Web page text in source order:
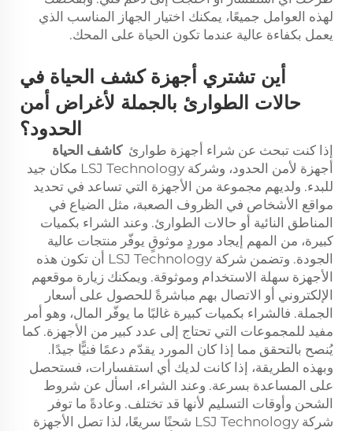
لهذه العوامل جميعًا، يمكنك اختيار الجهاز المناسب الذي
يعمل بكفاءة عالية عندما تكون الحياة على المحك.
أين تشتري أجهزة كشف الحياة في
حالات الطوارئ بالجملة لأغراض أمن
الحدود؟
إذا كنت تبحث عن شراء أجهزة طوارئ كاشف الحياة
أجهزة لأمن الحدود، وشركة LSJ Technology مكان جيد
للبدء. ولديهم مجموعة من الأجهزة التي تساعد في تحديد
مواقع الأشخاص في الظروف الصعبة، مثل الضياع في
المناطق النائية أو حالات الطوارئ. وعند الشراء بكميات
كبيرة، من المهم إيجاد موردٍ موثوقٍ يوفّر منتجات عالية
الجودة. وتضمن شركة LSJ Technology أن تكون هذه
الأجهزة سهلة الاستخدام وموثوقة. ويمكنك زيارة موقعهم
الإلكتروني أو الاتصال بهم مباشرةً للحصول على أسعار
الجملة. فالشراء بكميات كبيرة غالبًا ما يوفّر المال، وهو أمر
مفيد للمجموعات التي تحتاج إلى عدد كبير من الأجهزة. كما
يُنصح بالتحقق مما إذا كان المورد يقدّم دعمًا فنيًّا جيدًا.
وبهذه الطريقة، إذا كانت لديك أي استفسارات، فستحصل
على المساعدة بسرعة. وعند الشراء، اسأل عن شروط
الشحن وأوقات التسليم لأنها قد تختلف. وعادةً ما توفر
شركة LSJ Technology شحنًا سريعًا، لذا تصل الأجهزة